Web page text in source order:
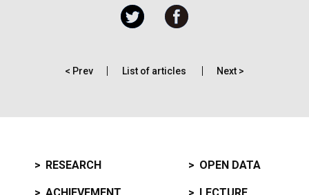
< Prev List of articles Next >
RESEARCH OPEN DATA